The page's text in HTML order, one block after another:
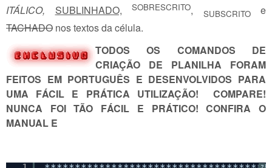
ITÁLICO,
SUBLINHADO, SOBRESCRITO, SUBSCRITOe
TACHADO nos textos da célula.
TODOS OS COMANDOS DE
CRIAÇÃO DE PLANILHA FORAM
FEITOS EM PORTUGUÊS E DESENVOLVIDOS PARA
UMA FÁCIL E PRÁTICA UTILIZAÇÃO! COMPARE!
NUNCA FOI TÃO FÁCIL E PRÁTICO! CONFIRA O
MANUAL E